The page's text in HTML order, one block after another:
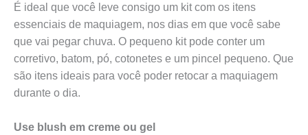
É ideal que você leve consigo um kit com os itens
essenciais de maquiagem, nos dias em que você sabe
que vai pegar chuva. O pequeno kit pode conter um
corretivo, batom, pó, cotonetes e um pincel pequeno. Que
são itens ideais para você poder retocar a maquiagem
durante o dia.
Use blush em creme ou gel